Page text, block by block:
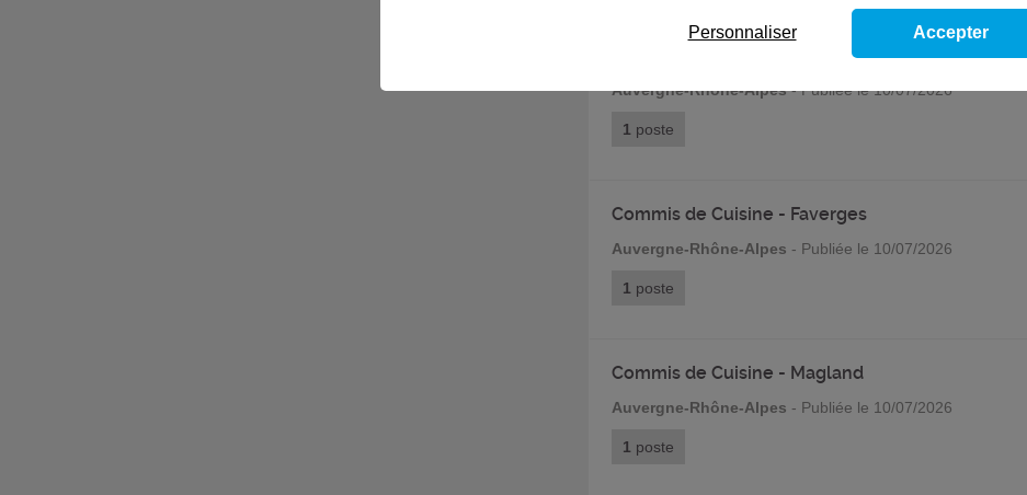
Conseiller en Insertion Professionnelle - Valence
Auvergne-Rhône-Alpes- Publiée le 10/07/2026
1 poste
Commis de Cuisine - Faverges
Auvergne-Rhône-Alpes - Publiée le 10/07/2026
1 poste
Commis de Cuisine - Magland
Auvergne-Rhône-Alpes - Publiée le 10/07/2026
1 poste
Personnaliser Accepter